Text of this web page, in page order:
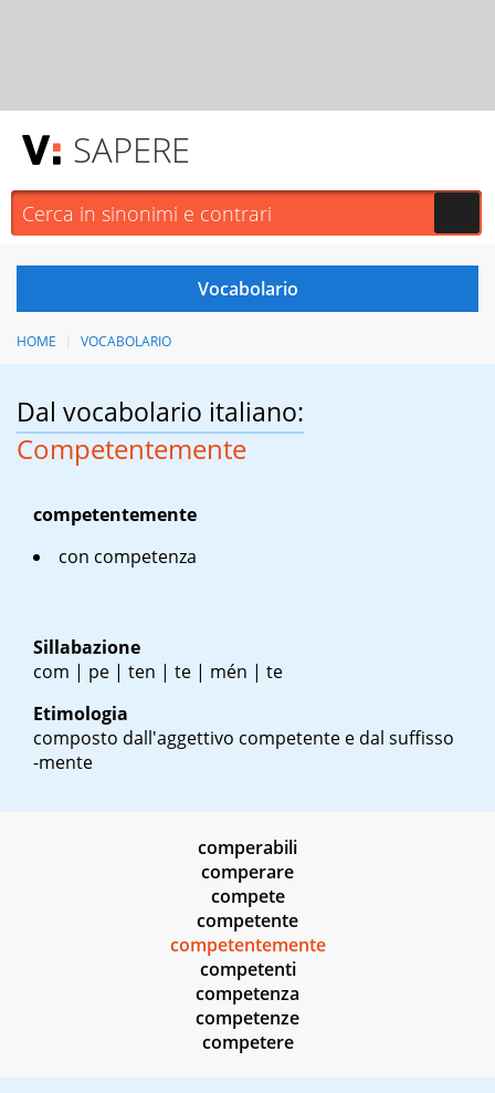
SAPERE
HOME VOCABOLARIO
Dal vocabolario italiano:
Competentemente
competentemente
con competenza
Sillabazione
com | pe | ten | te | mén | te
Etimologia
composto dall'aggettivo competente e dal suffisso
-mente
comperabili
comperare
compete
competente
competentemente
competenti
competenza
competenze
competere